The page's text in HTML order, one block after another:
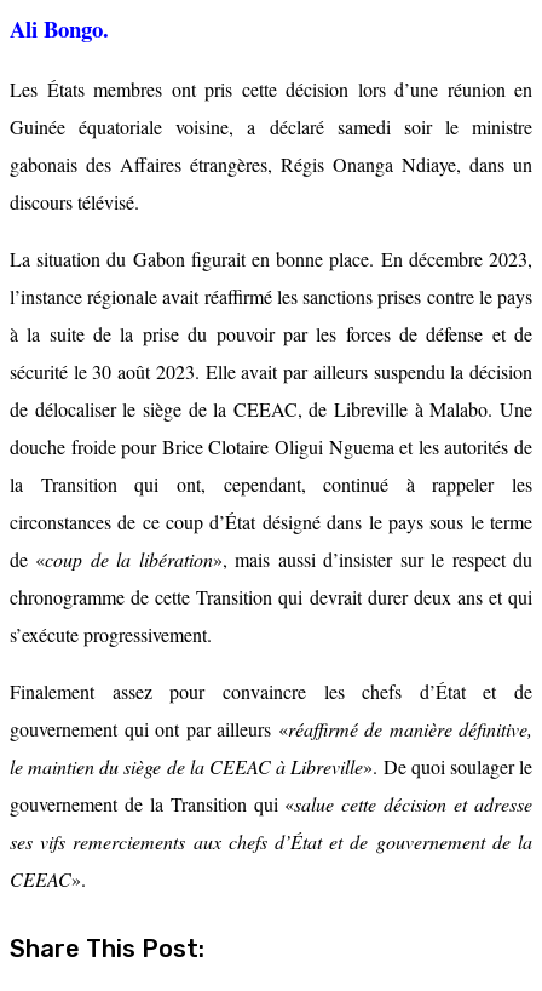
Ali Bongo.
Les États membres ont pris cette décision lors d’une réunion en
Guinée équatoriale voisine, a déclaré samedi soir le ministre
gabonais des Affaires étrangères, Régis Onanga Ndiaye, dans un
discours télévisé.
La situation du Gabon figurait en bonne place. En décembre 2023,
l’instance régionale avait réaffirmé les sanctions prises contre le pays
à la suite de la prise du pouvoir par les forces de défense et de
sécurité le 30 août 2023. Elle avait par ailleurs suspendu la décision
de délocaliser le siège de la CEEAC, de Libreville à Malabo. Une
douche froide pour Brice Clotaire Oligui Nguema et les autorités de
la Transition qui ont, cependant, continué à rappeler les
circonstances de ce coup d’État désigné dans le pays sous le terme
de «coup de la libération», mais aussi d’insister sur le respect du
chronogramme de cette Transition qui devrait durer deux ans et qui
s’exécute progressivement.
Finalement assez pour convaincre les chefs d’État et de
gouvernement qui ont par ailleurs «réaffirmé de manière définitive,
le maintien du siège de la CEEAC à Libreville». De quoi soulager le
gouvernement de la Transition qui «salue cette décision et adresse
ses vifs remerciements aux chefs d’État et de gouvernement de la
CEEAC».
Share This Post: